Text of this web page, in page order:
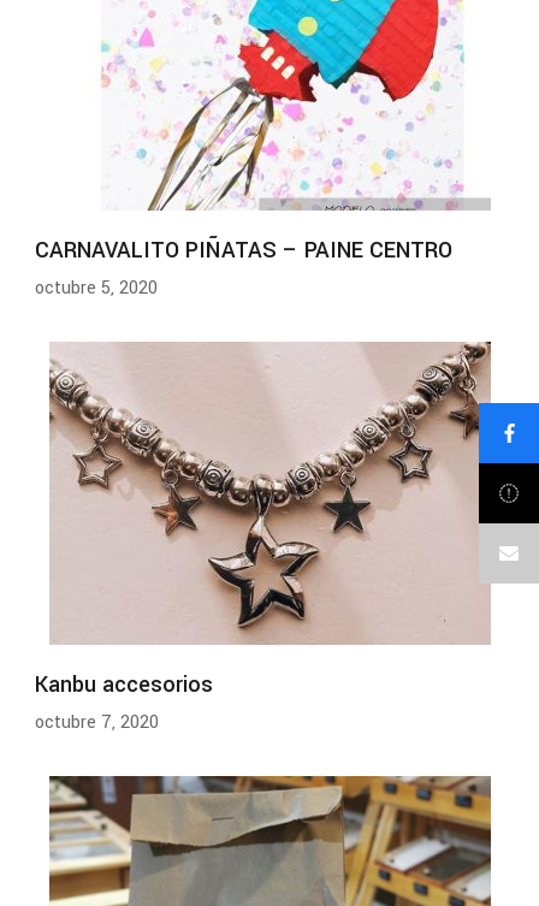
CARNAVALITO PIÑATAS – PAINE CENTRO
octubre 5, 2020
Kanbu accesorios
octubre 7, 2020